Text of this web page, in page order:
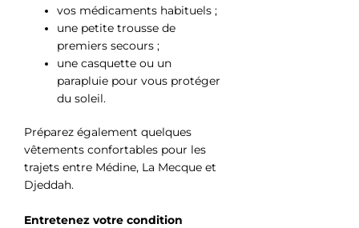
vos médicaments habituels ;
une petite trousse de
premiers secours ;
une casquette ou un
parapluie pour vous protéger
du soleil.
Préparez également quelques
vêtements confortables pour les
trajets entre Médine, La Mecque et
Djeddah.
Entretenez votre condition